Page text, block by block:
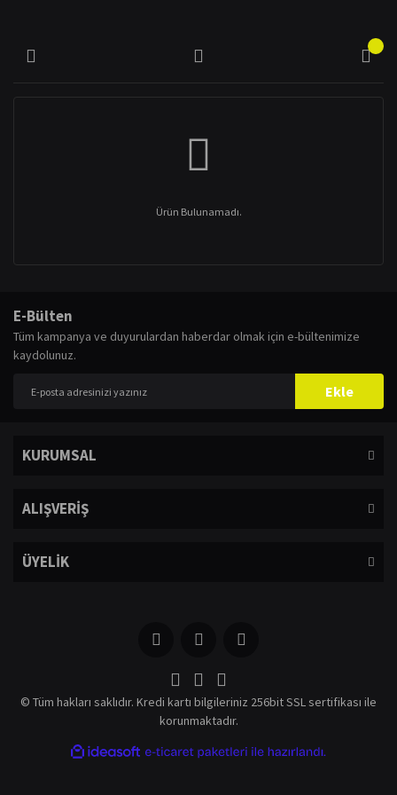
Ürün Bulunamadı.
E-Bülten
Tüm kampanya ve duyurulardan haberdar olmak için e-bültenimize
kaydolunuz.
Ekle
KURUMSAL
ALIŞVERİŞ
ÜYELİK
© Tüm hakları saklıdır. Kredi kartı bilgileriniz 256bit SSL sertifikası ile
korunmaktadır.
ideasoft
e-